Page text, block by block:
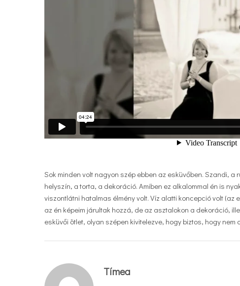
Sok minden volt nagyon szép ebben az esküvőben. Szandi,
helyszín, a torta, a dekoráció. Amiben ez alkalommal én is
viszontlátni hatalmas élmény volt. Víz alatti koncepció volt
az én képeim járultak hozzá, de az asztalokon a dekoráció,
esküvői ötlet, olyan szépen kivitelezve, hogy biztos, hogy
Tímea